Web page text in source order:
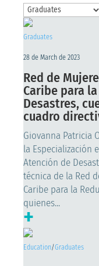
Graduates
28 de March de 2023
Red de
Caribe para
Desastres,
cuadro
Giovanna Patricia
la Especialización
Atención de
técnica de la Red
Caribe para la
quienes...
+
Education/Graduates